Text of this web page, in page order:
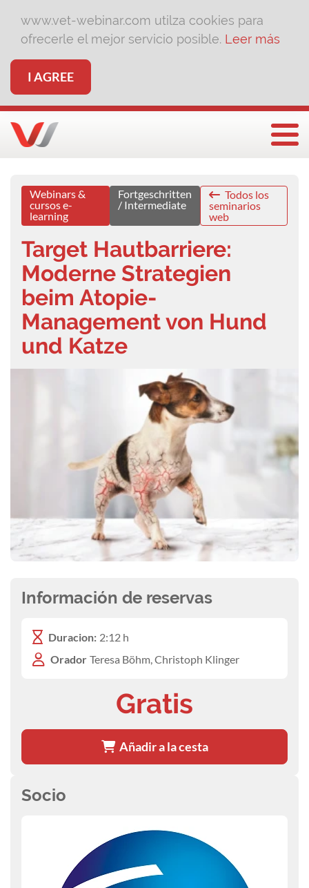
www.vet-webinar.com utilza cookies para
ofrecerle el mejor servicio posible. Leer más
I AGREE
Webinars &
cursos e-
learning
Fortgeschritten
/ Intermediate
Todos los
seminarios
web
Target Hautbarriere:
Moderne Strategien
beim Atopie-
Management von Hund
und Katze
Información de reservas
Duracion: 2:12 h
Orador Teresa Böhm, Christoph Klinger
Gratis
Añadir a la cesta
Socio